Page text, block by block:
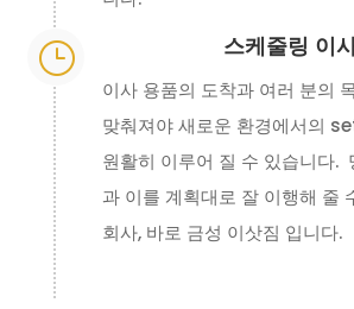
} 스케줄링 이
이사 용품의 도착과 여러 분의
맞춰져야 새로운 환경에서의
원활히 이루어 질 수 있습니다.
과 이를 계획대로 잘 이행해 줄
회사, 바로 금성 이삿짐 입니다.